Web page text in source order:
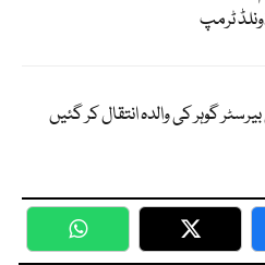
ٹرمپ
گوہر کی والدہ انتقال کر گئیں
WhatsApp Twitter